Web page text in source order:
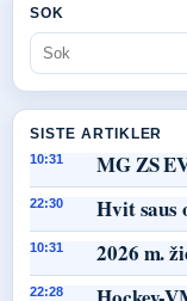
SOK
SISTE ARTIKLER
10:31 MG ZS
22:30 Hvit saus
10:31 2026 m.
22:28